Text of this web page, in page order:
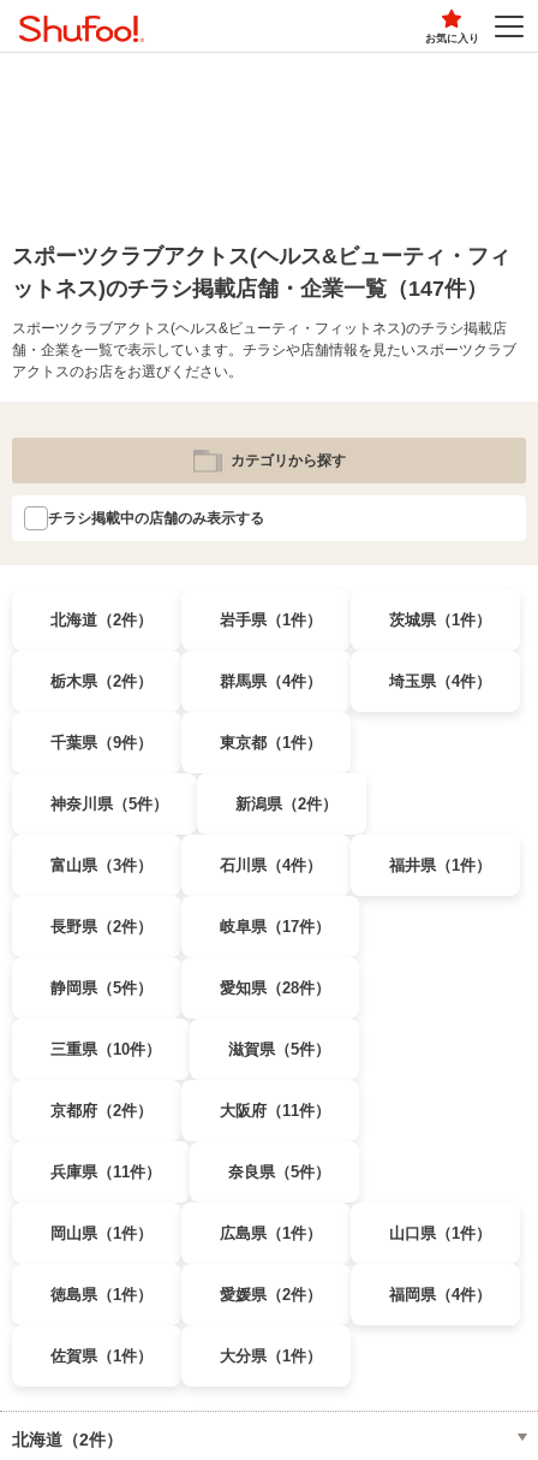
お気に入り
スポーツクラブアクトス(ヘルス&ビューティ・フィ
ットネス)のチラシ掲載店舗・企業一覧（147件）
スポーツクラブアクトス(ヘルス&ビューティ・フィットネス)のチラシ掲載店
舗・企業を一覧で表示しています。チラシや店舗情報を見たいスポーツクラブ
アクトスのお店をお選びください。
カテゴリから探す
チラシ掲載中の店舗のみ表示する
北海道（2件） 岩手県（1件） 茨城県（1件）
栃木県（2件） 群馬県（4件） 埼玉県（4件）
千葉県（9件） 東京都（1件）
神奈川県（5件） 新潟県（2件）
富山県（3件） 石川県（4件） 福井県（1件）
長野県（2件） 岐阜県（17件）
静岡県（5件） 愛知県（28件）
三重県（10件） 滋賀県（5件）
京都府（2件） 大阪府（11件）
兵庫県（11件） 奈良県（5件）
岡山県（1件） 広島県（1件） 山口県（1件）
徳島県（1件） 愛媛県（2件） 福岡県（4件）
佐賀県（1件） 大分県（1件）
北海道（2件）